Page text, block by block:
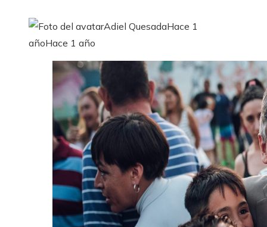
Adiel QuesadaHace 1
añoHace 1 año